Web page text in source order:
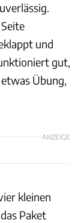
und
gut,
Übung,
ANZEIGE
kleinen
Paket